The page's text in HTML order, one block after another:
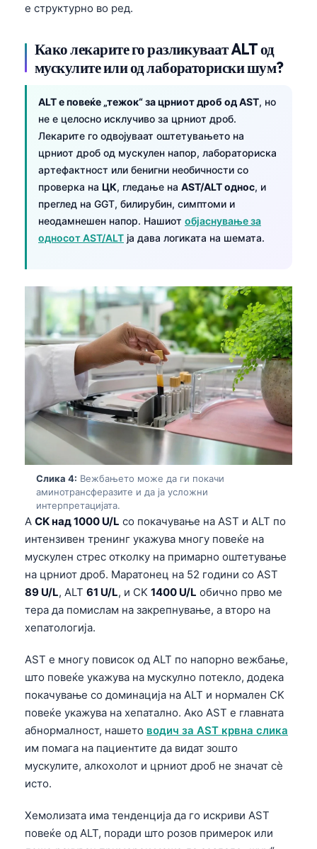
е структурно во ред.
Како лекарите го разликуваат ALT од
мускулите или од лабораториски шум?
ALT е повеќе „тежок“ за црниот дроб од AST, но
не е целосно исклучиво за црниот дроб.
Лекарите го одвојуваат оштетувањето на
црниот дроб од мускулен напор, лабораториска
артефактност или бенигни необичности со
проверка на ЦК, гледање на AST/ALT однос, и
преглед на GGT, билирубин, симптоми и
неодамнешен напор. Нашиот објаснување за
односот AST/ALT ја дава логиката на шемата.
Слика 4: Вежбањето може да ги покачи
аминотрансферазите и да ја усложни
интерпретацијата.
A CK над 1000 U/L со покачување на AST и ALT по
интензивен тренинг укажува многу повеќе на
мускулен стрес отколку на примарно оштетување
на црниот дроб. Маратонец на 52 години со AST
89 U/L, ALT 61 U/L, и CK 1400 U/L обично прво ме
тера да помислам на закрепнување, а второ на
хепатологија.
AST е многу повисок од ALT по напорно вежбање,
што повеќе укажува на мускулно потекло, додека
покачување со доминација на ALT и нормален CK
повеќе укажува на хепатално. Ако AST е главната
абнормалност, нашето водич за AST крвна слика
им помага на пациентите да видат зошто
мускулите, алкохолот и црниот дроб не значат сè
исто.
Хемолизата има тенденција да го искриви AST
повеќе од ALT, поради што розов примерок или